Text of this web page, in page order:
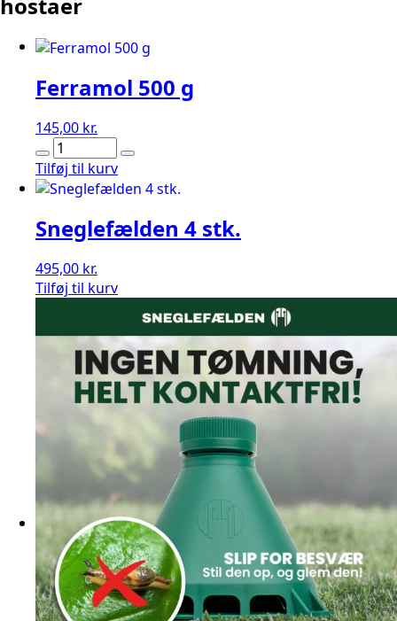
hostaer
Ferramol 500 g
145,00 kr.
Ferramol
500
g
Tilføj til kurv
Sneglefælden 4 stk.
495,00 kr.
Sneglefælden
Tilføj til kurv